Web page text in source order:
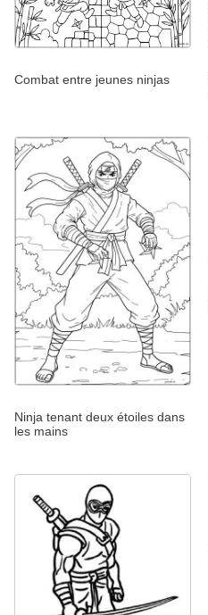
Combat entre jeunes ninjas
Ninja tenant deux étoiles dans
les mains